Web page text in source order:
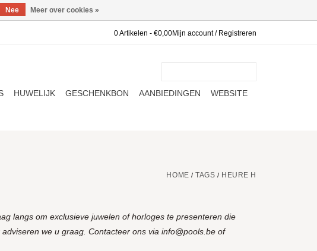
0 Artikelen - €0,00Mijn account / Registreren
HUWELIJK GESCHENKBON AANBIEDINGEN WEBSITE
HOME /TAGS / HEURE H
langs om exclusieve juwelen of horloges te presenteren die
we u graag. Contacteer ons via info@pools.be of
Nee Meer over cookies »